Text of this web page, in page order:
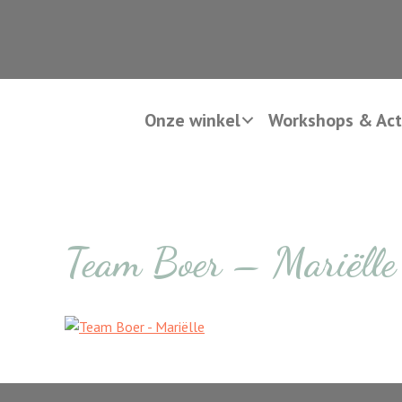
Onze winkel Workshops &
Team Boer – Mariëlle